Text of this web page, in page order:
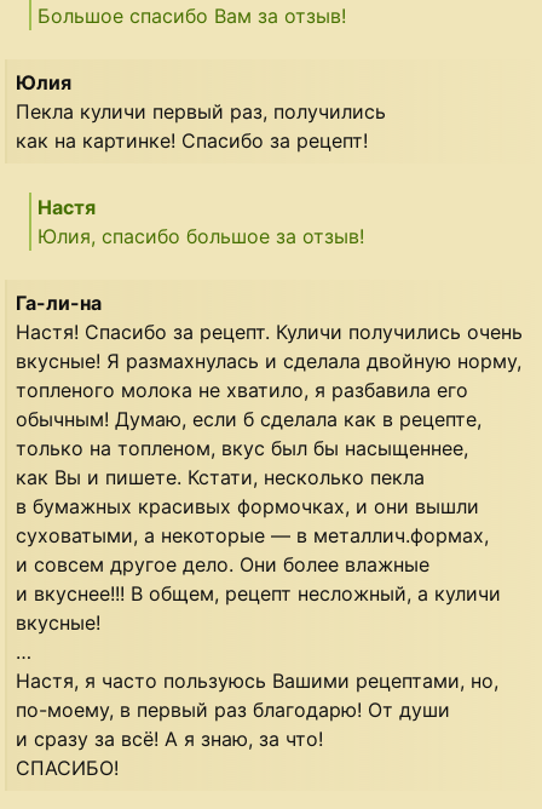
Большое спасибо Вам за отзыв!
Юлия
Пекла куличи первый раз, получились
как на картинке! Спасибо за рецепт!
Настя
Юлия, спасибо большое за отзыв!
Га-ли-на
Настя! Спасибо за рецепт. Куличи получились очень
вкусные! Я размахнулась и сделала двойную норму,
топленого молока не хватило, я разбавила его
обычным! Думаю, если б сделала как в рецепте,
только на топленом, вкус был бы насыщеннее,
как Вы и пишете. Кстати, несколько пекла
в бумажных красивых формочках, и они вышли
суховатыми, а некоторые — в металлич.формах,
и совсем другое дело. Они более влажные
и вкуснее!!! В общем, рецепт несложный, а куличи
вкусные!
…
Настя, я часто пользуюсь Вашими рецептами, но,
по-моему, в первый раз благодарю! От души
и сразу за всё! А я знаю, за что!
СПАСИБО!